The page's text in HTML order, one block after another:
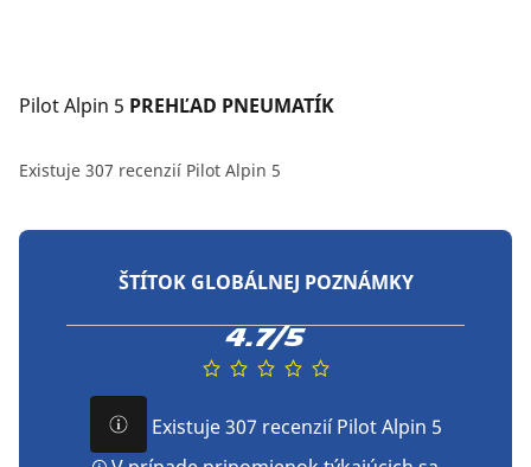
Pilot Alpin 5 PREHĽAD PNEUMATÍK
Existuje 307 recenzií Pilot Alpin 5
ŠTÍTOK GLOBÁLNEJ POZNÁMKY
4.7/5
Existuje 307 recenzií Pilot Alpin 5